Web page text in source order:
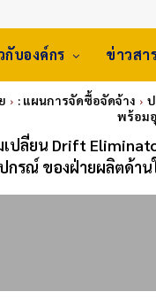
กับองค์กร ข่าวสา
: แผนการจัดซื้อจัดจ้าง
พร้อม
ปลี่ยน Drift
กรณ์ ของฝ่ายผลิตด้าน